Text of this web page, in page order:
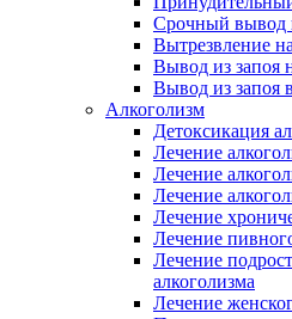
Срочный вывод
Вытрезвление
Вывод из запоя
Вывод из запоя
Алкоголизм
Детоксикация
Лечение
Лечение
Лечение
Лечение
Лечение
Лечение
алкоголизма
Лечение